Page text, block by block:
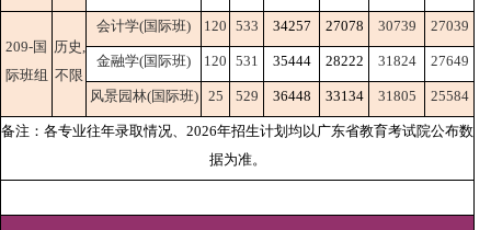
209-国
际班组
历史,
不限
会计学(国际班) 120 533 34257 27078 30739 27039
金融学(国际班) 120 531 35444 28222 31824 27649
风景园林(国际班) 25 529 36448 33134 31805 25584
备注：各专业往年录取情况、2026年招生计划均以广东省教育考试院公布数
据为准。